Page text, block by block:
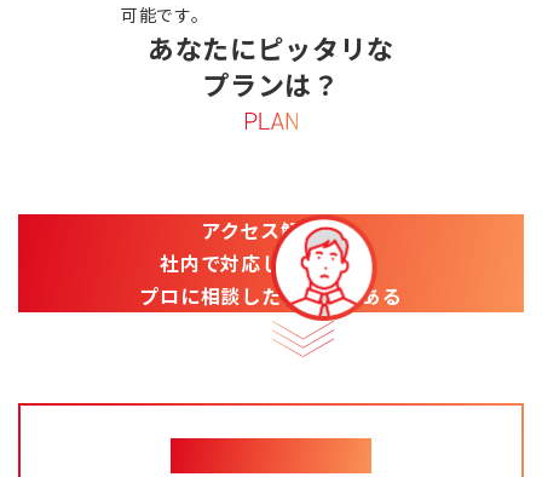
可能です。
あなたにピッタリな
プランは？
アクセス解析は
社内で対応しているが、
プロに相談したいときがある